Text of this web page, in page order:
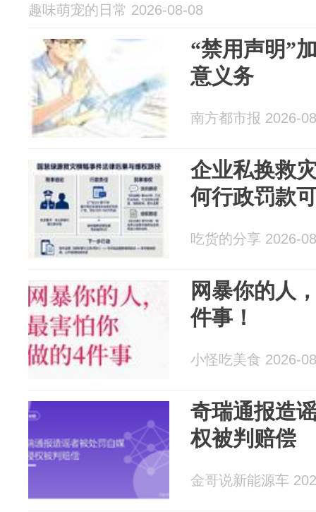
趣味萌宠的日常 2026-08-08
“禁用声明”
意义务
南方都市报 2026-
企业私换救
何行政罚款
吃货的分享 2026-
网暴你的人
件事！
小怪吃美食 2026-
奇瑞通报造
权被判赔偿
金哥说新能源车